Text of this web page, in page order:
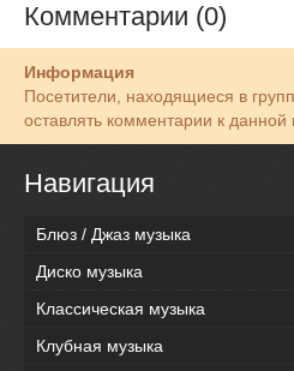
Комментарии (0)
Информация
Посетители, находящиеся в
оставлять комментарии к данной
Навигация
Блюз / Джаз музыка
Диско музыка
Классическая музыка
Клубная музыка